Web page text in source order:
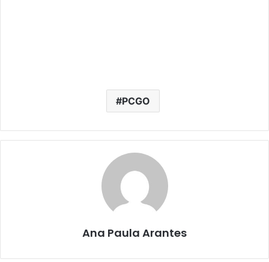
PCGO
Ana Paula Arantes